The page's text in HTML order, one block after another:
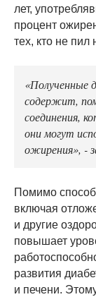
лет,
процент
тех, кто не пил
«Полученные
содержит,
соединения,
они могут
ожирения», -
Помимо
включая
и другие
повышает
развития
и печени.